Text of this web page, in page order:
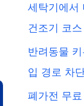
세탁기에서
건조기 코
반려동물
입 경로 차
폐가전 무